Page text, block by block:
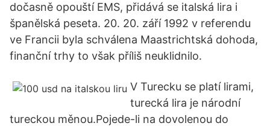
dočasně opouští EMS, přidává se italská lira i
španělská peseta. 20. 20. září 1992 v referendu
ve Francii byla schválena Maastrichtská dohoda,
finanční trhy to však příliš neuklidnilo.
V Turecku se platí lirami,
turecká lira je národní
tureckou měnou.Pojede-li na dovolenou do